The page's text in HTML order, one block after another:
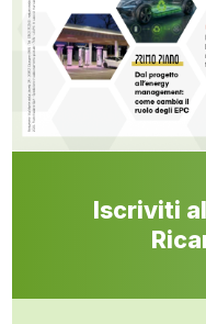
Iscriviti